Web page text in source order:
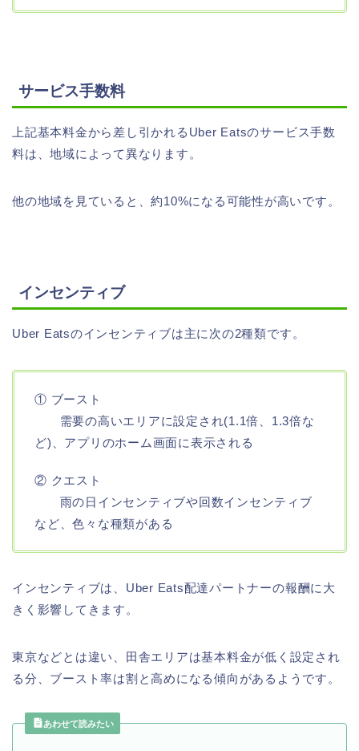
サービス手数料
上記基本料金から差し引かれるUber Eatsのサービス手数
料は、地域によって異なります。
他の地域を見ていると、約10%になる可能性が高いです。
インセンティブ
Uber Eatsのインセンティブは主に次の2種類です。
① ブースト
需要の高いエリアに設定され(1.1倍、1.3倍な
ど)、アプリのホーム画面に表示される
② クエスト
雨の日インセンティブや回数インセンティブ
など、色々な種類がある
インセンティブは、Uber Eats配達パートナーの報酬に大
きく影響してきます。
東京などとは違い、田舎エリアは基本料金が低く設定され
る分、ブースト率は割と高めになる傾向があるようです。
あわせて読みたい